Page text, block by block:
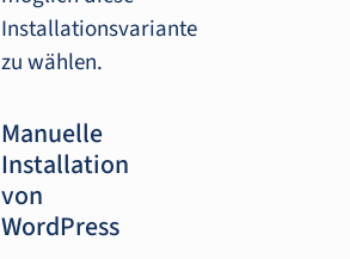
Installationsvariante
zu wählen.
Manuelle
Installation
von
WordPress